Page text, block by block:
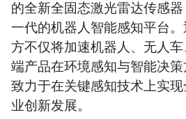
的全新全固态激光雷达传感
一代的机器人智能感知平台
方不仅将加速机器人、无人
端产品在环境感知与智能决
致力于在关键感知技术上实
业创新发展。